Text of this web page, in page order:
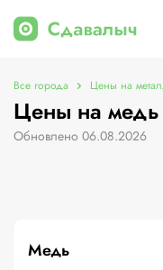
Все города Цены на
Цены на медь
Обновлено 06.08.2026
Медь